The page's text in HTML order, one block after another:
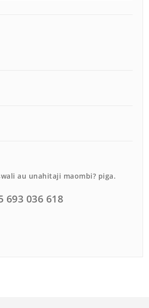
au unahitaji maombi? piga.
693 036 618